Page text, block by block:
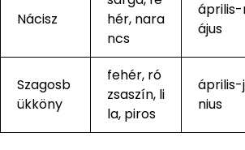
Nácisz
hér, nara
ncs
ájus
Szagosb
ükköny
fehér, ró
zsaszín, li
la, piros
április-
nius